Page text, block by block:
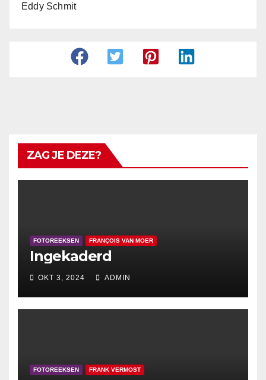
Eddy Schmit
ZAG JE DEZE?
FOTOREEKSEN FRANÇOIS VAN MOER
Ingekaderd
OKT 3, 2024 ADMIN
FOTOREEKSEN FRANK VERMOST